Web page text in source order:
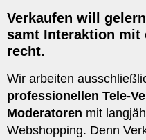
Verkaufen will
samt Interaktion mit
recht.
Wir arbeiten
professionellen Tele-
Moderatoren mit
Webshopping. Denn